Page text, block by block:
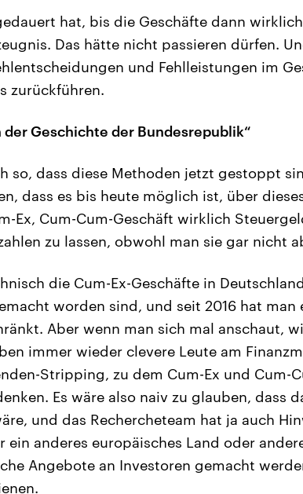
hat, bis die Geschäfte dann
Das hätte nicht passieren dürfen.
und Fehlleistungen im
zurückführen.
der Geschichte der Bundesrepublik“
so, dass diese Methoden jetzt gestoppt
dass es bis heute möglich ist, über
Ex, Cum-Cum-Geschäft wirklich
zu lassen, obwohl man sie gar nicht
die Cum-Ex-Geschäfte in
worden sind, und seit 2016 hat man
Aber wenn man sich mal anschaut,
immer wieder clevere Leute am
Stripping, zu dem Cum-Ex und Cum-
Es wäre also naiv zu glauben, dass
und das Rechercheteam hat ja auch
ein anderes europäisches Land oder
Angebote an Investoren gemacht